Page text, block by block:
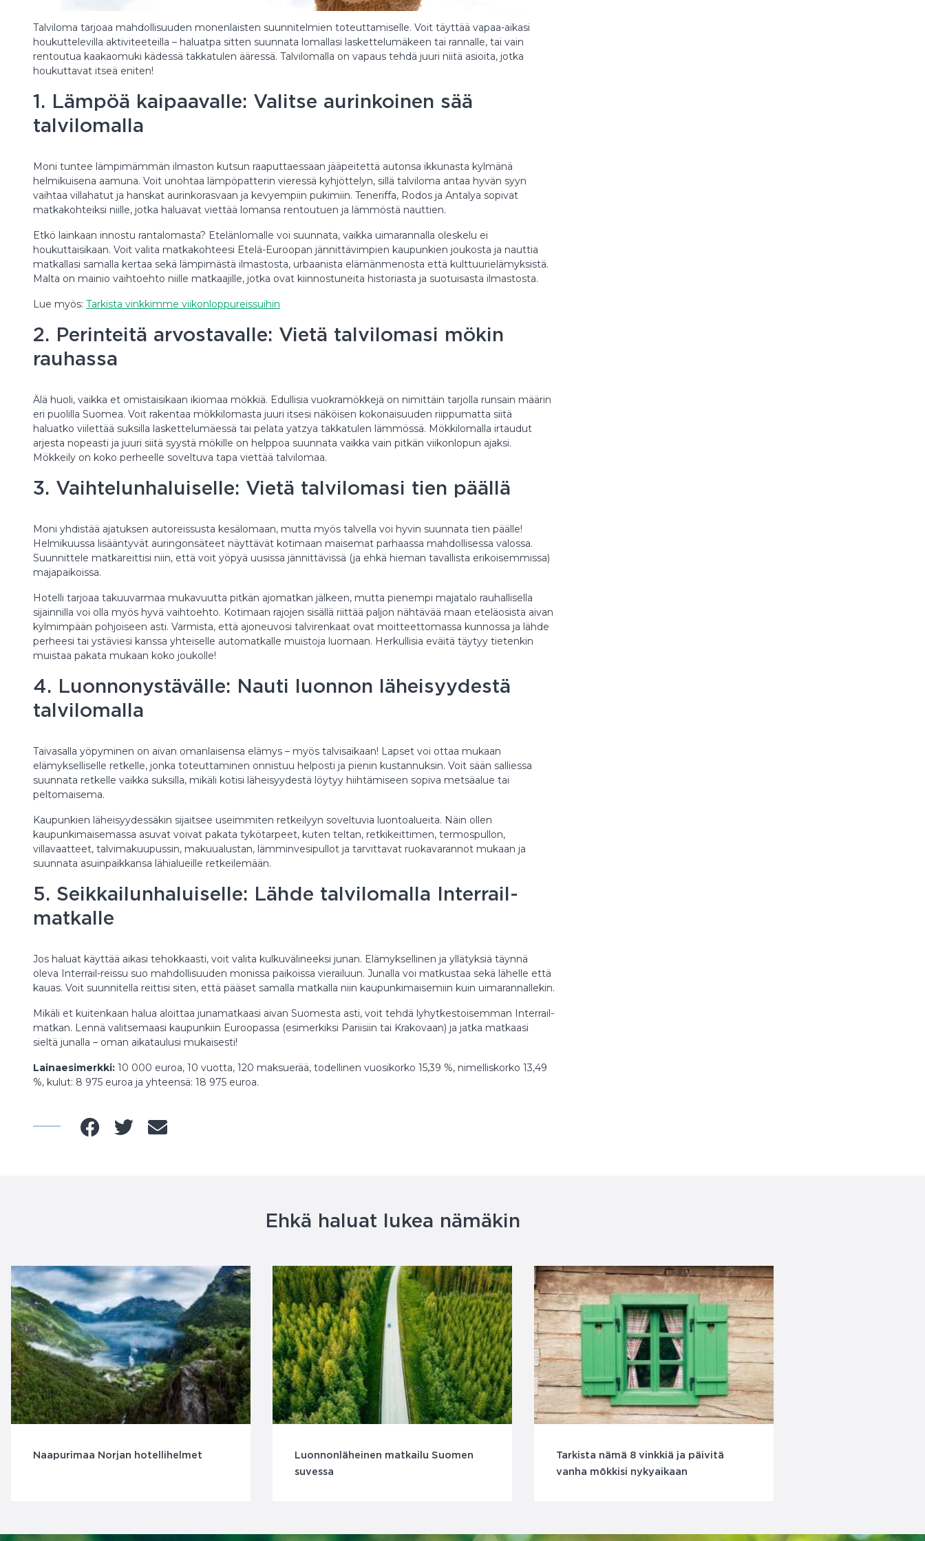
Talviloma tarjoaa mahdollisuuden monenlaisten suunnitelmien toteuttamiselle. Voit täyttää vapaa-aikasi
houkuttelevilla aktiviteeteilla – haluatpa sitten suunnata lomallasi laskettelumäkeen tai rannalle, tai vain
rentoutua kaakaomuki kädessä takkatulen ääressä. Talvilomalla on vapaus tehdä juuri niitä asioita, jotka
houkuttavat itseä eniten!
1. Lämpöä kaipaavalle: Valitse aurinkoinen sää
talvilomalla
Moni tuntee lämpimämmän ilmaston kutsun raaputtaessaan jääpeitettä autonsa ikkunasta kylmänä
helmikuisena aamuna. Voit unohtaa lämpöpatterin vieressä kyhjöttelyn, sillä talviloma antaa hyvän syyn
vaihtaa villahatut ja hanskat aurinkorasvaan ja kevyempiin pukimiin. Teneriffa, Rodos ja Antalya sopivat
matkakohteiksi niille, jotka haluavat viettää lomansa rentoutuen ja lämmöstä nauttien.
Etkö lainkaan innostu rantalomasta? Etelänlomalle voi suunnata, vaikka uimarannalla oleskelu ei
houkuttaisikaan. Voit valita matkakohteesi Etelä-Euroopan jännittävimpien kaupunkien joukosta ja nauttia
matkallasi samalla kertaa sekä lämpimästä ilmastosta, urbaanista elämänmenosta että kulttuurielämyksistä.
Malta on mainio vaihtoehto niille matkaajille, jotka ovat kiinnostuneita historiasta ja suotuisasta ilmastosta.
Lue myös: Tarkista vinkkimme viikonloppureissuihin
2. Perinteitä arvostavalle: Vietä talvilomasi mökin
rauhassa
Älä huoli, vaikka et omistaisikaan ikiomaa mökkiä. Edullisia vuokramökkejä on nimittäin tarjolla runsain määrin
eri puolilla Suomea. Voit rakentaa mökkilomasta juuri itsesi näköisen kokonaisuuden riippumatta siitä
haluatko viilettää suksilla laskettelumäessä tai pelata yatzya takkatulen lämmössä. Mökkilomalla irtaudut
arjesta nopeasti ja juuri siitä syystä mökille on helppoa suunnata vaikka vain pitkän viikonlopun ajaksi.
Mökkeily on koko perheelle soveltuva tapa viettää talvilomaa.
3. Vaihtelunhaluiselle: Vietä talvilomasi tien päällä
Moni yhdistää ajatuksen autoreissusta kesälomaan, mutta myös talvella voi hyvin suunnata tien päälle!
Helmikuussa lisääntyvät auringonsäteet näyttävät kotimaan maisemat parhaassa mahdollisessa valossa.
Suunnittele matkareittisi niin, että voit yöpyä uusissa jännittävissä (ja ehkä hieman tavallista erikoisemmissa)
majapaikoissa.
Hotelli tarjoaa takuuvarmaa mukavuutta pitkän ajomatkan jälkeen, mutta pienempi majatalo rauhallisella
sijainnilla voi olla myös hyvä vaihtoehto. Kotimaan rajojen sisällä riittää paljon nähtävää maan eteläosista aivan
kylmimpään pohjoiseen asti. Varmista, että ajoneuvosi talvirenkaat ovat moitteettomassa kunnossa ja lähde
perheesi tai ystäviesi kanssa yhteiselle automatkalle muistoja luomaan. Herkullisia eväitä täytyy tietenkin
muistaa pakata mukaan koko joukolle!
4. Luonnonystävälle: Nauti luonnon läheisyydestä
talvilomalla
Taivasalla yöpyminen on aivan omanlaisensa elämys – myös talvisaikaan! Lapset voi ottaa mukaan
elämykselliselle retkelle, jonka toteuttaminen onnistuu helposti ja pienin kustannuksin. Voit sään salliessa
suunnata retkelle vaikka suksilla, mikäli kotisi läheisyydestä löytyy hiihtämiseen sopiva metsäalue tai
peltomaisema.
Kaupunkien läheisyydessäkin sijaitsee useimmiten retkeilyyn soveltuvia luontoalueita. Näin ollen
kaupunkimaisemassa asuvat voivat pakata tykötarpeet, kuten teltan, retkikeittimen, termospullon,
villavaatteet, talvimakuupussin, makuualustan, lämminvesipullot ja tarvittavat ruokavarannot mukaan ja
suunnata asuinpaikkansa lähialueille retkeilemään.
5. Seikkailunhaluiselle: Lähde talvilomalla Interrail-
matkalle
Jos haluat käyttää aikasi tehokkaasti, voit valita kulkuvälineeksi junan. Elämyksellinen ja yllätyksiä täynnä
oleva Interrail-reissu suo mahdollisuuden monissa paikoissa vierailuun. Junalla voi matkustaa sekä lähelle että
kauas. Voit suunnitella reittisi siten, että pääset samalla matkalla niin kaupunkimaisemiin kuin uimarannallekin.
Mikäli et kuitenkaan halua aloittaa junamatkaasi aivan Suomesta asti, voit tehdä lyhytkestoisemman Interrail-
matkan. Lennä valitsemaasi kaupunkiin Euroopassa (esimerkiksi Pariisiin tai Krakovaan) ja jatka matkaasi
sieltä junalla – oman aikataulusi mukaisesti!
Lainaesimerkki: 10 000 euroa, 10 vuotta, 120 maksuerää, todellinen vuosikorko 15,39 %, nimelliskorko 13,49
%, kulut: 8 975 euroa ja yhteensä: 18 975 euroa.
Ehkä haluat lukea nämäkin
Naapurimaa Norjan hotellihelmet
Luonnonläheinen matkailu Suomen
suvessa
Tarkista nämä 8 vinkkiä ja päivitä
vanha mökkisi nykyaikaan